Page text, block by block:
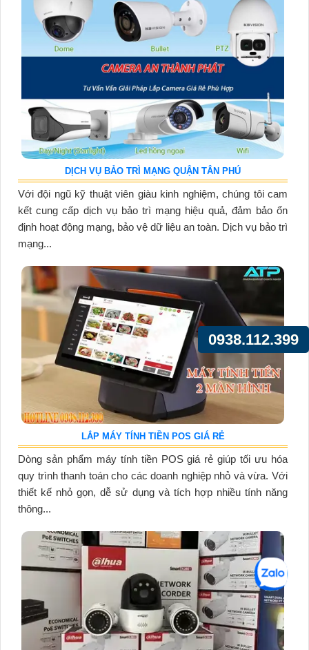
DỊCH VỤ BẢO TRÌ MẠNG QUẬN TÂN PHÚ
Với đội ngũ kỹ thuật viên giàu kinh nghiệm, chúng tôi cam
kết cung cấp dịch vụ bảo trì mạng hiệu quả, đảm bảo ổn
định hoạt động mạng, bảo vệ dữ liệu an toàn. Dịch vụ bảo trì
mạng...
LẮP MÁY TÍNH TIỀN POS GIÁ RẺ
Dòng sản phẩm máy tính tiền POS giá rẻ giúp tối ưu hóa
quy trình thanh toán cho các doanh nghiệp nhỏ và vừa. Với
thiết kế nhỏ gọn, dễ sử dụng và tích hợp nhiều tính năng
thông...
0938.112.399